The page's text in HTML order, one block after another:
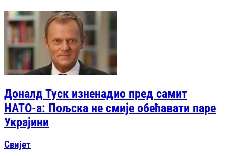
Доналд Туск изненадио пред самит
НАТО-а: Пољска не смије обећавати паре
Украјини
Свијет